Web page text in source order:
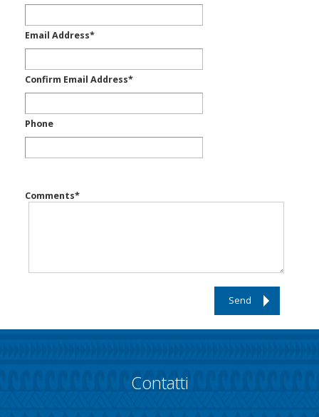
Email Address*
Confirm Email Address*
Phone
Comments*
Send
Contatti